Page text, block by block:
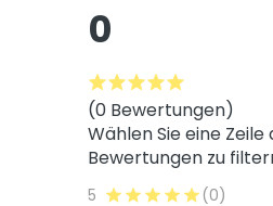
0
(0 Bewertungen)
Wählen Sie eine Zeile
Bewertungen zu
5
(0)